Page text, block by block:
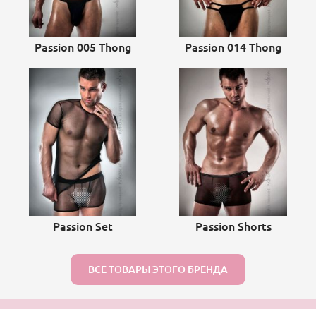
Passion 005 Thong Passion 014 Thong
Passion Set Passion Shorts
ВСЕ ТОВАРЫ ЭТОГО БРЕНДА